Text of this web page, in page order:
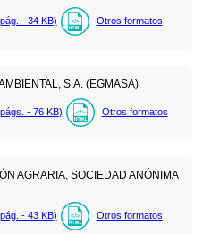
pág. - 34 KB) Otros formatos
S.A. (EGMASA)
págs. - 76 KB) Otros formatos
AGRARIA, SOCIEDAD ANÓNIMA
pág. - 43 KB) Otros formatos